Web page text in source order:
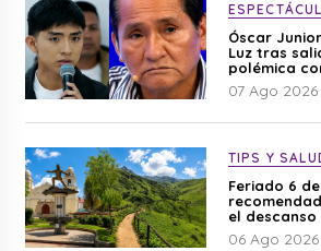
Óscar
Luz tras
polémica
07 Ago 2026
TIPS Y
Feriado 6
el descanso
06 Ago 2026